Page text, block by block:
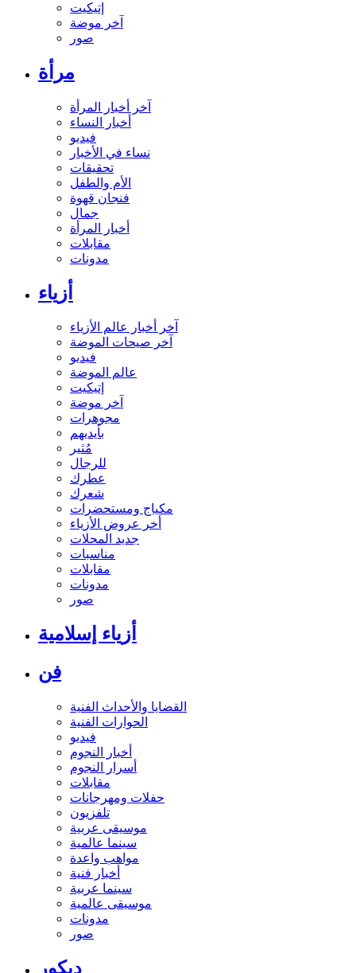
إتيكيت
آخر موضة
صور
مرأة
آخر أخبار المرأة
أخبار النساء
فيديو
نساء في الأخبار
تحقيقات
الأم والطفل
فنجان قهوة
جمال
أخبار المرأة
مقابلات
مدونات
أزياء
آخر أخبار عالم الأزياء
آخر صيحات الموضة
فيديو
عالم الموضة
إتيكيت
آخر موضة
مجوهرات
بأيديهم
مُثير
للرجال
عطرك
شعرك
مكياج ومستحضرات
أخر عروض الأزياء
جديد المحلات
مناسبات
مقابلات
مدونات
صور
أزياء إسلامية
فن
القضايا والأحداث الفنية
الحوارات الفنية
فيديو
أخبار النجوم
أسرار النجوم
مقابلات
حفلات ومهرجانات
تلفزيون
موسيقى عربية
سينما عالمية
مواهب واعدة
أخبار فنية
سينما عربية
موسيقى عالمية
مدونات
صور
ديكور